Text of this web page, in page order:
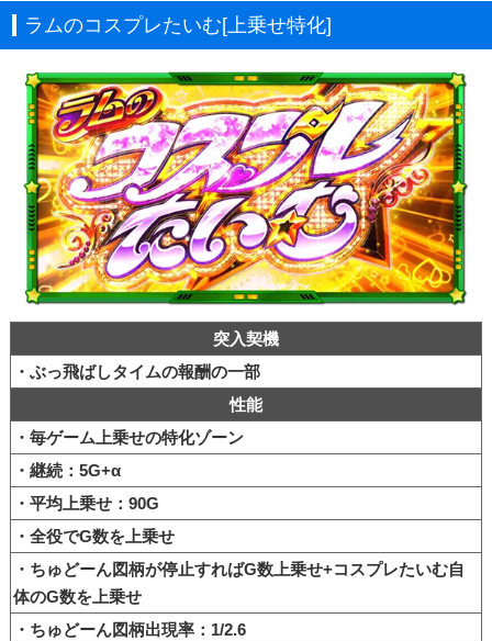
ラムのコスプレたいむ[上乗せ特化]
突入契機
・ぶっ飛ばしタイムの報酬の一部
性能
・毎ゲーム上乗せの特化ゾーン
・継続：5G+α
・平均上乗せ：90G
・全役でG数を上乗せ
・ちゅどーん図柄が停止すればG数上乗せ+コスプレたいむ自
体のG数を上乗せ
・ちゅどーん図柄出現率：1/2.6